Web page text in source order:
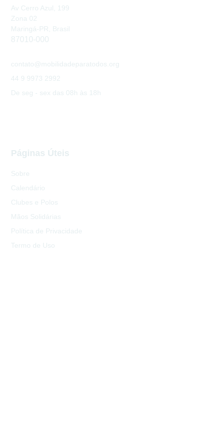
Páginas Úteis
Sobre
Calendário
Clubes e Polos
Mãos Solidárias
Política de Privacidade
Termo de Uso
Av Cerro Azul, 199
Zona 02
Maringá-PR, Brasil
87010-000
contato@mobilidadeparatodos.org
44 9 9973 2992
De seg - sex das 08h às 18h